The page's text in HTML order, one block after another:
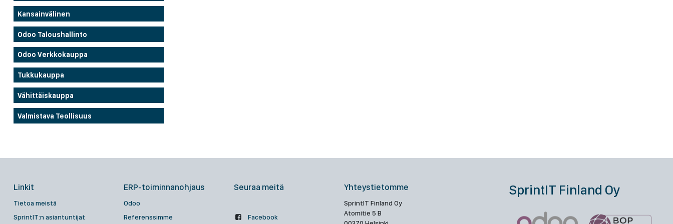
Kansainvälinen
Odoo Taloushallinto
Odoo Verkkokauppa
Tukkukauppa
Vähittäiskauppa
Valmistava Teollisuus
Linkit
Tietoa meistä
SprintIT:n asiantuntijat
ERP-toiminnanohjaus
Odoo
Referenssimme
Seuraa meitä
Facebook
Yhteystietomme
SprintIT Finland Oy
Atomitie 5 B
SprintIT Finland Oy